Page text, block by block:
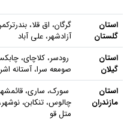
استان
گلستان
گرگان، اق قلا،
آزادشهر، علی آباد
استان
گیلان
رودسر، کلاچای،
صومعه سرا، آستانه
استان
مازندران
سورک، ساری،
چالوس، تنکابن،
متل قو